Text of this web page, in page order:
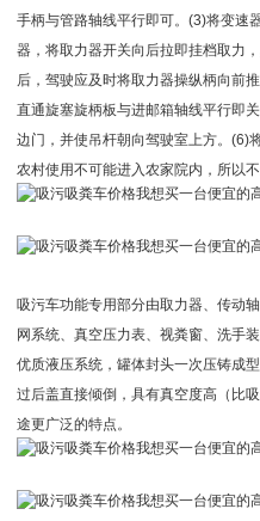
手柄与管路轴线平行即可。(3)将变速
器，将取力器开关向后拉即挂档取力
后，驾驶应及时将取力器操纵柄向前
直通旋塞旋柄板与进邮箱轴线平行即
边门，并使吊杆朝向驾驶室上方。(6)
农村使用不可能进入农家院内，所以
吸污车功能专用部分由取力器、传动
网系统、真空压力表、视粪窗、洗手
优质液压系统，罐体封头一次压铸成
过后盖直接倾倒，具有真空度高（比
途更广泛的特点。